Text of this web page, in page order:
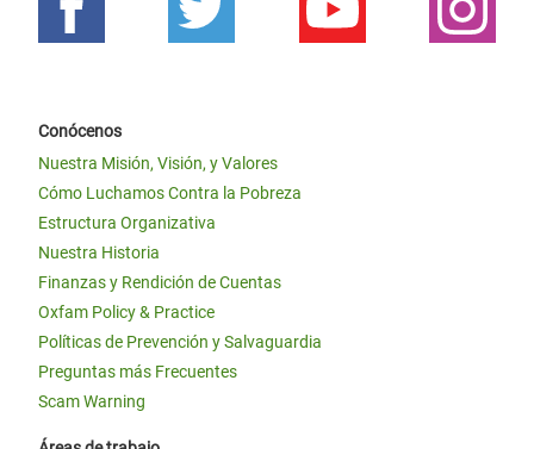
Conócenos
Nuestra Misión, Visión, y Valores
Cómo Luchamos Contra la Pobreza
Estructura Organizativa
Nuestra Historia
Finanzas y Rendición de Cuentas
Oxfam Policy & Practice
Políticas de Prevención y Salvaguardia
Preguntas más Frecuentes
Scam Warning